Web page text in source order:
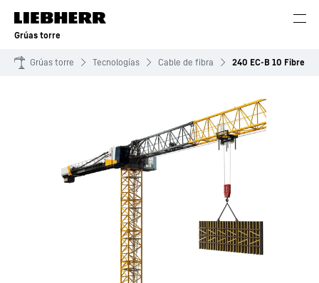
Grúas torre
Grúas torre Tecnologías Cable de fibra 240 EC-B 10 Fibre